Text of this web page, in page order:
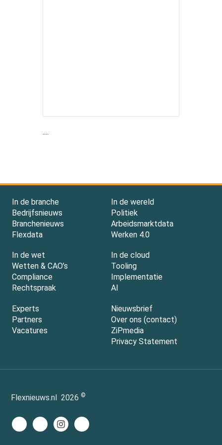
....
In de branche
Bedrijfsnieuws
Branchenieuws
Flexdata
In de wereld
Politiek
Arbeidsmarktdata
Werken 4.0
In de wet
Wetten & CAO’s
Compliance
Rechtspraak
In de cloud
Tooling
Implementatie
AI
Experts
Partners
Vacatures
Nieuwsbrief
Over ons (contact)
ZiPmedia
Privacy Statement
Flexnieuws.nl 2026 ©